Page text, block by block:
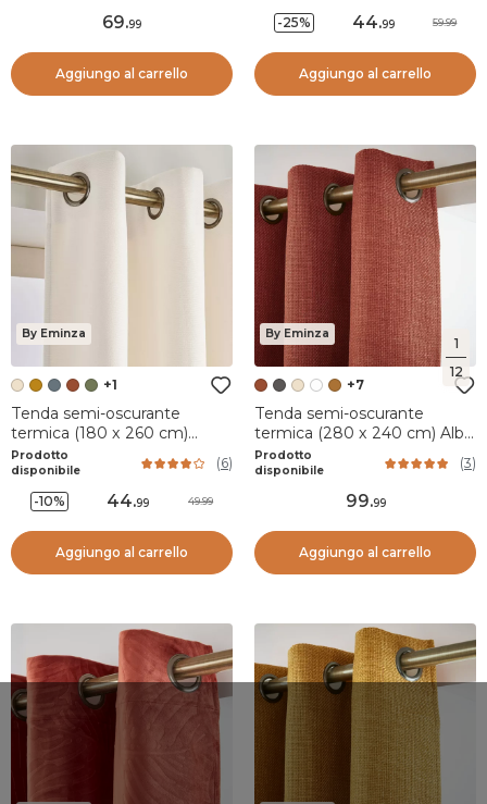
1
12
69.99
Aggiungo al carrello
-25% 44.99 59.99
Aggiungo al carrello
By Eminza
+1
Tenda semi-oscurante
termica (180 x 260 cm)
Minuit Beige sabbia
Prodotto
disponibile
(6)
-10% 44.99 49.99
Aggiungo al carrello
By Eminza
+7
Tenda semi-oscurante
termica (280 x 240 cm) Alba
Terracotta
Prodotto
disponibile
(3)
99.99
Aggiungo al carrello